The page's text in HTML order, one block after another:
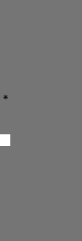
*Obligatorio